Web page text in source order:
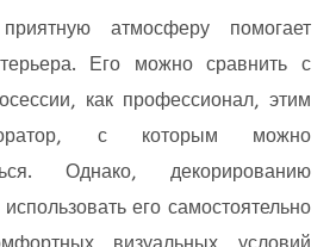
атмосферу помогает
Его можно сравнить с
как профессионал, этим
с которым можно
Однако, декорированию
его самостоятельно